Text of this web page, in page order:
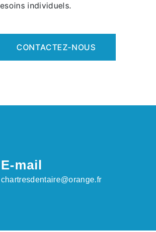
individuels.
CONTACTEZ-NOUS
E-mail
chartresdentaire@orange.fr